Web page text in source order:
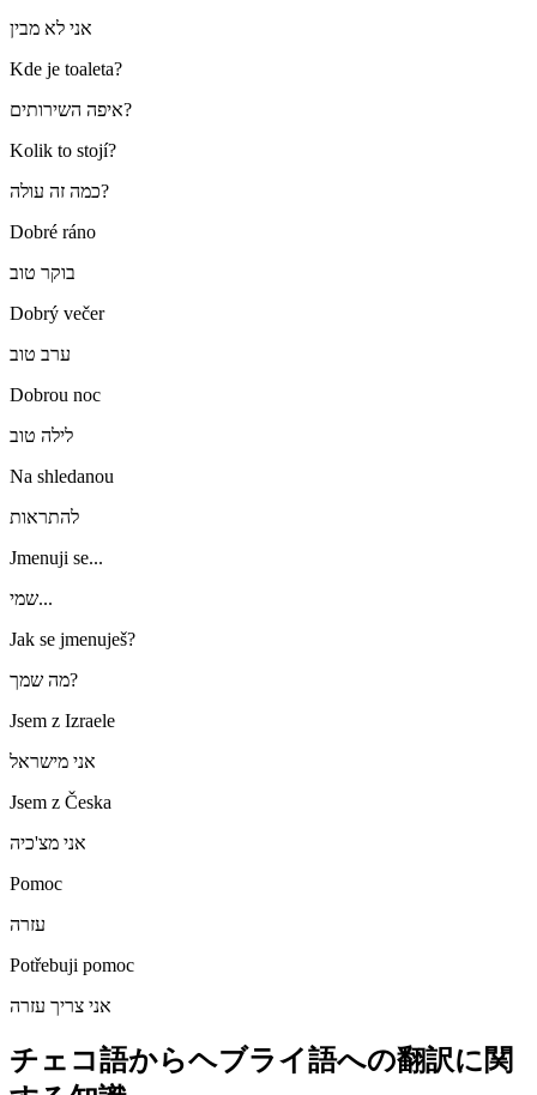
אני לא מבין
Kde je toaleta?
איפה השירותים?
Kolik to stojí?
כמה זה עולה?
Dobré ráno
בוקר טוב
Dobrý večer
ערב טוב
Dobrou noc
לילה טוב
Na shledanou
להתראות
Jmenuji se...
שמי...
Jak se jmenuješ?
מה שמך?
Jsem z Izraele
אני מישראל
Jsem z Česka
אני מצ'כיה
Pomoc
עזרה
Potřebuji pomoc
אני צריך עזרה
チェコ語からヘブライ語への翻訳に関